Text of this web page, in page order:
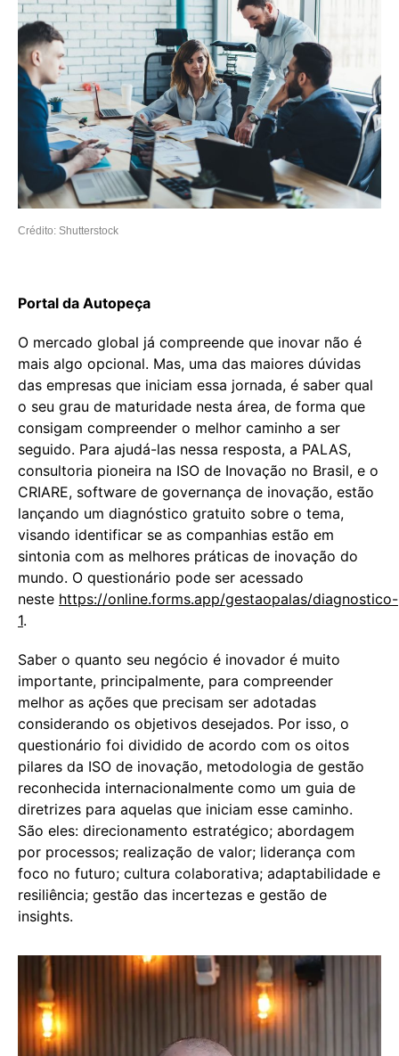
Crédito: Shutterstock
Portal da Autopeça
O mercado global já compreende que inovar não é
mais algo opcional. Mas, uma das maiores dúvidas
das empresas que iniciam essa jornada, é saber qual
o seu grau de maturidade nesta área, de forma que
consigam compreender o melhor caminho a ser
seguido. Para ajudá-las nessa resposta, a PALAS,
consultoria pioneira na ISO de Inovação no Brasil, e o
CRIARE, software de governança de inovação, estão
lançando um diagnóstico gratuito sobre o tema,
visando identificar se as companhias estão em
sintonia com as melhores práticas de inovação do
mundo. O questionário pode ser acessado
neste https://online.forms.app/gestaopalas/diagnostico-
1.
Saber o quanto seu negócio é inovador é muito
importante, principalmente, para compreender
melhor as ações que precisam ser adotadas
considerando os objetivos desejados. Por isso, o
questionário foi dividido de acordo com os oitos
pilares da ISO de inovação, metodologia de gestão
reconhecida internacionalmente como um guia de
diretrizes para aquelas que iniciam esse caminho.
São eles: direcionamento estratégico; abordagem
por processos; realização de valor; liderança com
foco no futuro; cultura colaborativa; adaptabilidade e
resiliência; gestão das incertezas e gestão de
insights.